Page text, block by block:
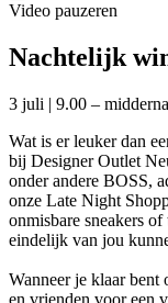
Video pauzeren
Nachtelijk
3 juli | 9.00 –
Wat is er leuker dan
bij Designer Outlet
onder andere BOSS,
onze Late Night
onmisbare sneakers
eindelijk van jou
Wanneer je klaar bent